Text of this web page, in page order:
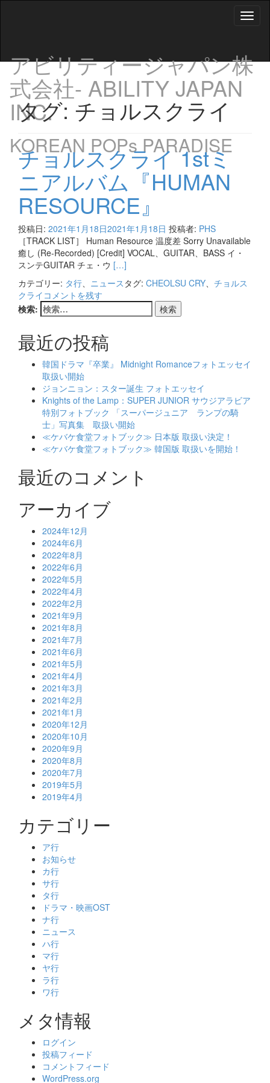
アビリティージャパン株
式会社- ABILITY JAPAN
INC.
KOREAN POPs PARADISE
タグ: チョルスクライ
チョルスクライ 1stミ
ニアルバム『HUMAN
RESOURCE』
投稿日: 2021年1月18日2021年1月18日 投稿者: PHS
［TRACK LIST］ Human Resource 温度差 Sorry Unavailable
癒し (Re-Recorded) [Credit] VOCAL、GUITAR、BASS イ・
スンテGUITAR チェ・ウ Read
about
チ
ョ
ラ
1st
ミ
ニ
ア
ル
バ
『HUMAN
RESOURCE』
[…]
カテゴリー: タ行、 ニュース タグ: CHEOLSU CRY、 チョルス
クライ コメントを残す
検索:
最近の投稿
韓国ドラマ『卒業』 Midnight Romanceフォトエッセイ
取扱い開始
ジョンニョン：スター誕生 フォトエッセイ
Knights of the Lamp：SUPER JUNIOR サウジアラビア
特別フォトブック 「スーパージュニア ランプの騎
士」写真集 取扱い開始
≪ケバケ食堂フォトブック≫ 日本版 取扱い決定！
≪ケバケ食堂フォトブック≫ 韓国版 取扱いを開始！
最近のコメント
アーカイブ
2024年12月
2024年6月
2022年8月
2022年6月
2022年5月
2022年4月
2022年2月
2021年9月
2021年8月
2021年7月
2021年6月
2021年5月
2021年4月
2021年3月
2021年2月
2021年1月
2020年12月
2020年10月
2020年9月
2020年8月
2020年7月
2019年5月
2019年4月
カテゴリー
ア行
お知らせ
カ行
サ行
タ行
ドラマ・映画OST
ナ行
ニュース
ハ行
マ行
ヤ行
ラ行
ワ行
メタ情報
ログイン
投稿フィード
コメントフィード
WordPress.org